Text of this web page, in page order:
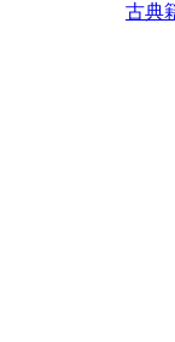
古典